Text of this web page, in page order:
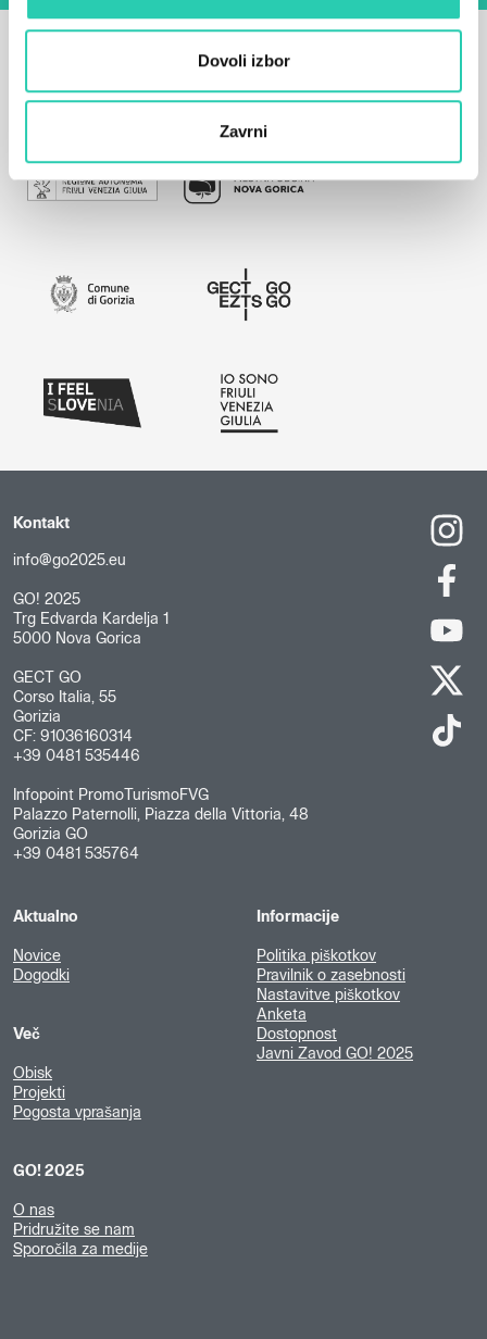
Dovoli izbor
Zavrni
Kontakt
info@go2025.eu
GO! 2025
Trg Edvarda Kardelja 1
5000 Nova Gorica
GECT GO
Corso Italia, 55
Gorizia
CF: 91036160314
+39 0481 535446
Infopoint PromoTurismoFVG
Palazzo Paternolli, Piazza della Vittoria, 48
Gorizia GO
+39 0481 535764
Aktualno
Novice
Dogodki
Več
Obisk
Projekti
Pogosta vprašanja
GO! 2025
O nas
Pridružite se nam
Sporočila za medije
Informacije
Politika piškotkov
Pravilnik o zasebnosti
Nastavitve piškotkov
Anketa
Dostopnost
Javni Zavod GO! 2025